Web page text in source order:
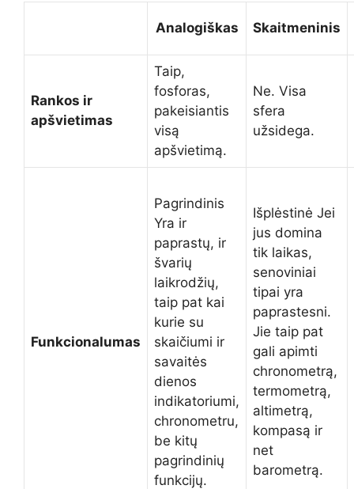
Analogiškas Skaitmeninis
Rankos ir
apšvietimas
Taip,
fosforas,
pakeisiantis
visą
apšvietimą.
Ne. Visa
sfera
užsidega.
Funkcionalumas
Pagrindinis
Yra ir
paprastų, ir
švarių
laikrodžių,
taip pat kai
kurie su
skaičiumi ir
savaitės
dienos
indikatoriumi,
chronometru,
be kitų
pagrindinių
funkcijų.
Išplėstinė Jei
jus domina
tik laikas,
senoviniai
tipai yra
paprastesni.
Jie taip pat
gali apimti
chronometrą,
termometrą,
altimetrą,
kompasą ir
net
barometrą.